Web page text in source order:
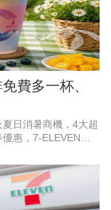
費多一杯、
日消暑商機，4大超
惠，7-ELEVEN聯